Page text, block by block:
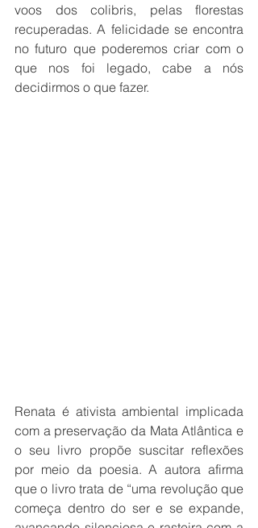
voos dos colibris, pelas florestas
recuperadas. A felicidade se encontra
no futuro que poderemos criar com o
que nos foi legado, cabe a nós
decidirmos o que fazer.
Renata é ativista ambiental implicada
com a preservação da Mata Atlântica e
o seu livro propõe suscitar reflexões
por meio da poesia. A autora afirma
que o livro trata de “uma revolução que
começa dentro do ser e se expande,